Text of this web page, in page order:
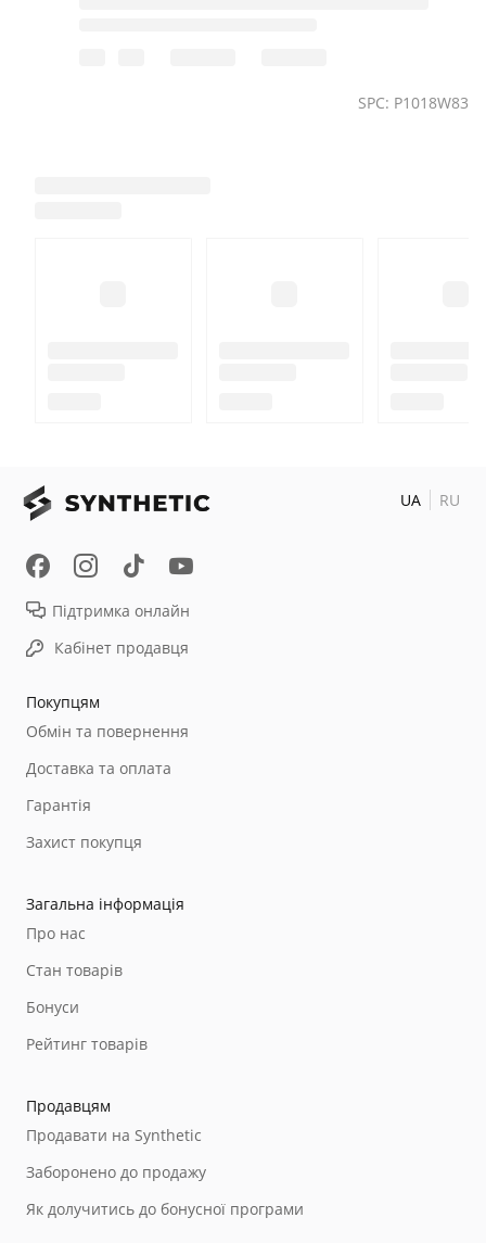
SPC: P1018W83
Покупцям
Обмін та повернення
Доставка та оплата
Гарантія
Захист покупця
Загальна інформація
Про нас
Стан товарів
Бонуси
Рейтинг товарів
Продавцям
Продавати на Synthetic
Заборонено до продажу
Як долучитись до бонусної програми
Підтримка онлайн
Кабінет продавця
UA RU